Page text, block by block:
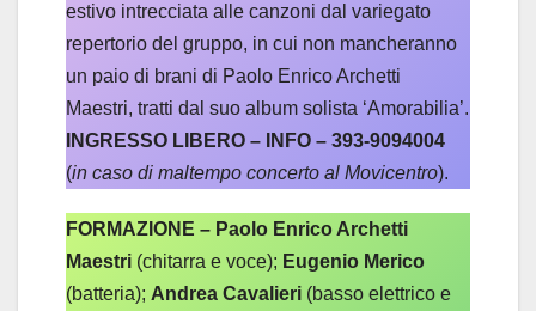
estivo intrecciata alle canzoni dal variegato
repertorio del gruppo, in cui non mancheranno
un paio di brani di Paolo Enrico Archetti
Maestri, tratti dal suo album solista ‘Amorabilia’.
INGRESSO LIBERO – INFO – 393-9094004
(in caso di maltempo concerto al Movicentro).
FORMAZIONE – Paolo Enrico Archetti
Maestri (chitarra e voce); Eugenio Merico
(batteria); Andrea Cavalieri (basso elettrico e